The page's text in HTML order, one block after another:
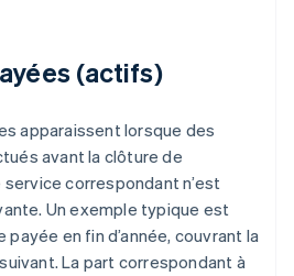
(actifs)
apparaissent lorsque des
avant la clôture de
service correspondant n’est
Un exemple typique est
payée en fin d’année, couvrant la
La part correspondant à